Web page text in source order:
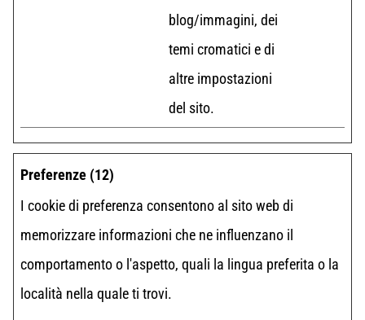
blog/immagini, dei
temi cromatici e di
altre impostazioni
del sito.
Preferenze (12)
I cookie di preferenza consentono al sito web di
memorizzare informazioni che ne influenzano il
comportamento o l'aspetto, quali la lingua preferita o la
località nella quale ti trovi.